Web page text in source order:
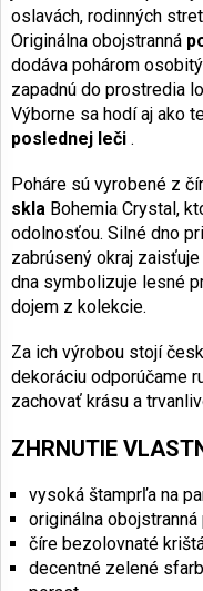
oslavách, rodinných
Originálna obojstranná
dodáva pohárom
zapadnú do prostredia
Výborne sa hodí aj ako
poslednej leči .
Poháre sú vyrobené z
skla Bohemia Crystal,
odolnosťou. Silné dno
zabrúsený okraj
dna symbolizuje lesné
dojem z kolekcie.
Za ich výrobou stojí
dekoráciu odporúčame
zachovať krásu a
ZHRNUTIE
vysoká štamprľa na
originálna
číre bezolovnaté
decentné zelené